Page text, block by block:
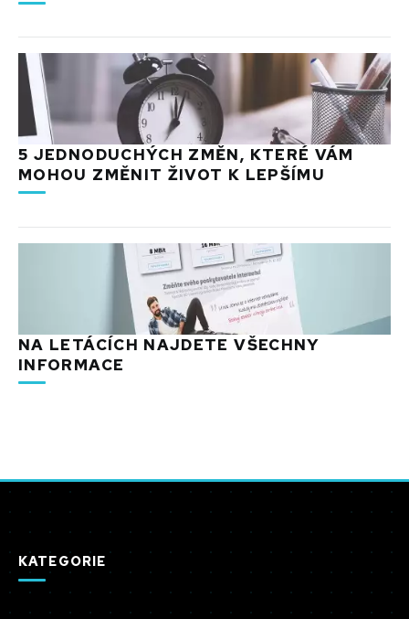
5 JEDNODUCHÝCH ZMĚN, KTERÉ VÁM
MOHOU ZMĚNIT ŽIVOT K LEPŠÍMU
NA LETÁCÍCH NAJDETE VŠECHNY
INFORMACE
KATEGORIE